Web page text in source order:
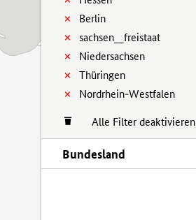
Berlin
sachsen__freistaat
Niedersachsen
Thüringen
Nordrhein-Westfalen
Alle Filter deaktivieren
Bundesland